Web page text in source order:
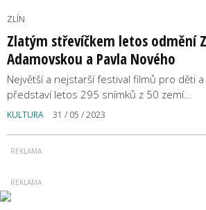
ZLÍN
Zlatým střevíčkem letos odmění
Adamovskou a Pavla Nového
Největší a nejstarší festival filmů pro děti
představí letos 295 snímků z 50 zemí…
KULTURA 31 / 05 / 2023